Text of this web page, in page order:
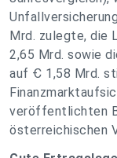
Mrd. zulegte, die
2,65 Mrd. sowie
auf Ꞓ 1,58 Mrd.
veröffentlichten
österreichischen